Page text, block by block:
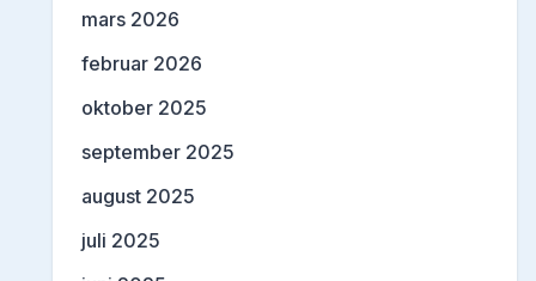
mars 2026
februar 2026
oktober 2025
september 2025
august 2025
juli 2025